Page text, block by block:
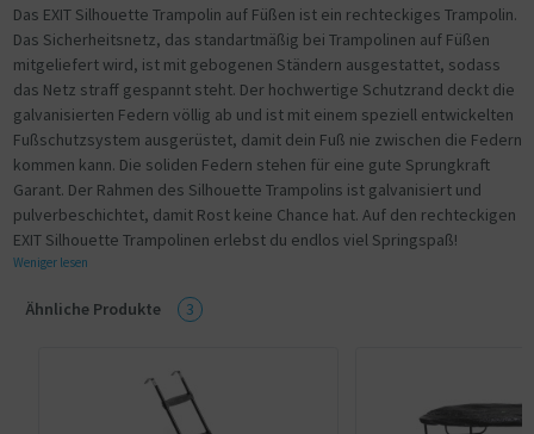
Das EXIT Silhouette Trampolin auf Füßen ist ein rechteckiges Trampolin.
Das Sicherheitsnetz, das standartmäßig bei Trampolinen auf Füßen
mitgeliefert wird, ist mit gebogenen Ständern ausgestattet, sodass
das Netz straff gespannt steht. Der hochwertige Schutzrand deckt die
galvanisierten Federn völlig ab und ist mit einem speziell entwickelten
Fußschutzsystem ausgerüstet, damit dein Fuß nie zwischen die Federn
kommen kann. Die soliden Federn stehen für eine gute Sprungkraft
Garant. Der Rahmen des Silhouette Trampolins ist galvanisiert und
pulverbeschichtet, damit Rost keine Chance hat. Auf den rechteckigen
EXIT Silhouette Trampolinen erlebst du endlos viel Springspaß!
Weniger lesen
Ähnliche Produkte 3